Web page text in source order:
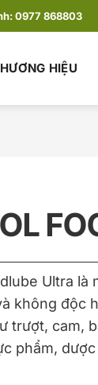
0977 868803
HIỆU
Ultra là
không độc
trượt, cam,
phẩm,